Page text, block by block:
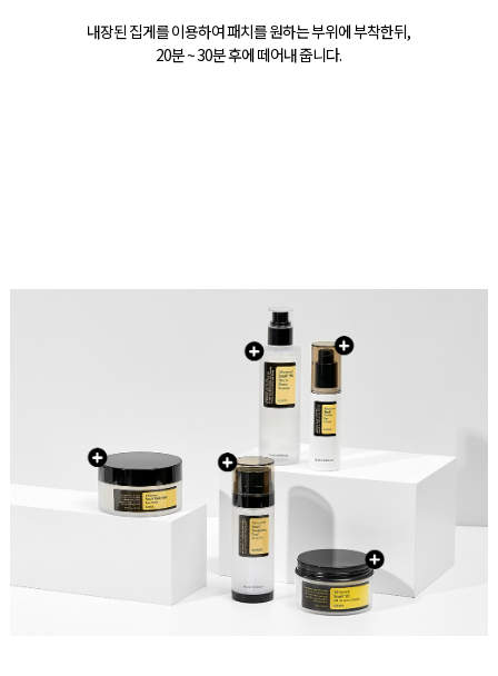
내장된 집게를 이용하여 패치를 원하는 부위에 부착한뒤,
20분 ~ 30분 후에 떼어내 줍니다.